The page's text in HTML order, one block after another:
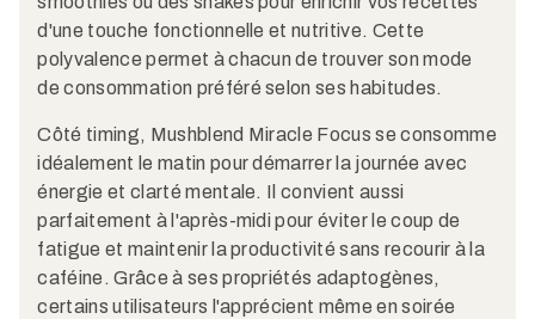
d'une touche fonctionnelle et nutritive. Cette
polyvalence permet à chacun de trouver son mode
de consommation préféré selon ses habitudes.
Côté timing, Mushblend Miracle Focus se consomme
idéalement le matin pour démarrer la journée avec
énergie et clarté mentale. Il convient aussi
parfaitement à l'après-midi pour éviter le coup de
fatigue et maintenir la productivité sans recourir à la
caféine. Grâce à ses propriétés adaptogènes,
certains utilisateurs l'apprécient même en soirée